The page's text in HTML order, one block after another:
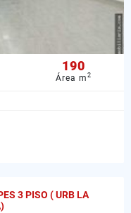
190
Área m2
3 PISO ( URB LA